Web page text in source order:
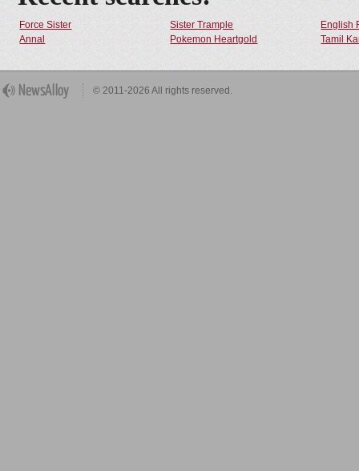
Force Sister Sister Trample
English
Annal
Pokemon Heartgold Tamil
© 2011-2026 All rights reserved.